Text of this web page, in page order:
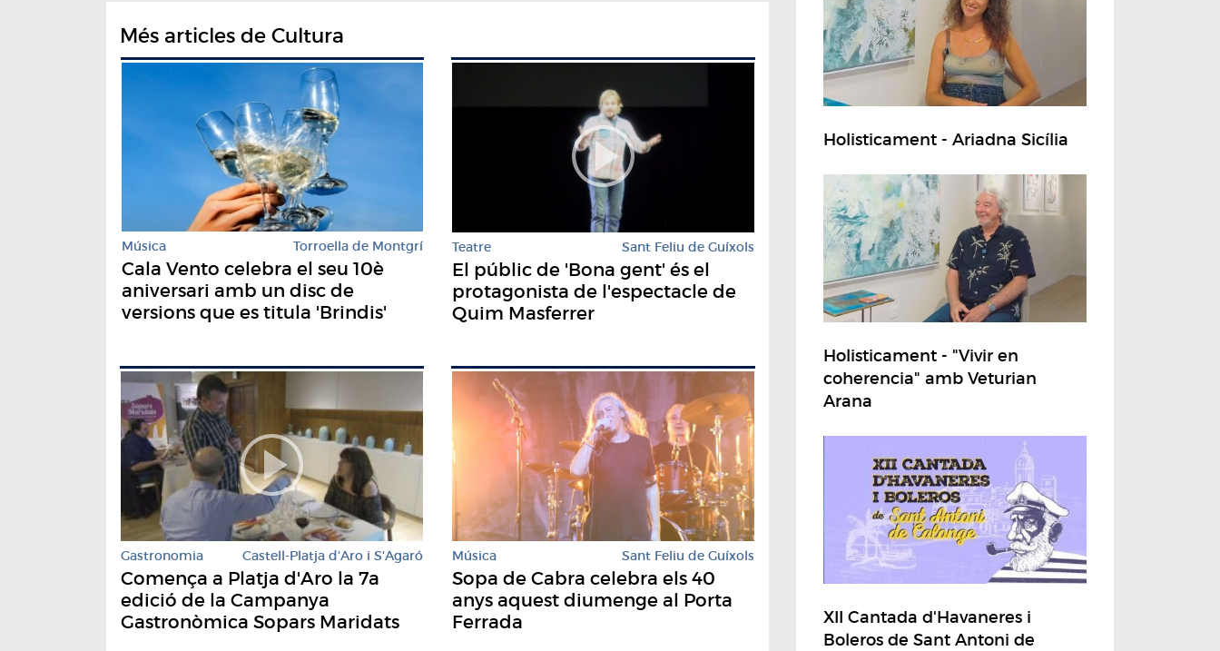
Més articles de Cultura
Música Torroella de Montgrí
Cala Vento celebra el seu 10è
aniversari amb un disc de
versions que es titula 'Brindis'
Teatre Sant Feliu de Guíxols
El públic de 'Bona gent' és el
protagonista de l'espectacle de
Quim Masferrer
Gastronomia Castell-Platja d'Aro i S'Agaró
Comença a Platja d'Aro la 7a
edició de la Campanya
Gastronòmica Sopars Maridats
Música Sant Feliu de Guíxols
Sopa de Cabra celebra els 40
anys aquest diumenge al Porta
Ferrada
Holisticament - Ariadna Sicília
Holisticament - "Vivir en
coherencia" amb Veturian
Arana
XII Cantada d'Havaneres i
Boleros de Sant Antoni de